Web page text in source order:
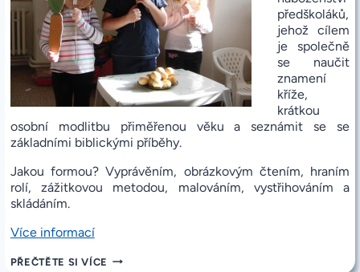
předškoláků,
jehož cílem
je společně
se naučit
znamení
kříže,
krátkou
osobní modlitbu přiměřenou věku a seznámit se se
základními biblickými příběhy.
Jakou formou? Vyprávěním, obrázkovým čtením, hraním
rolí, zážitkovou metodou, malováním, vystřihováním a
skládáním.
Více informací„Náboženství
dětí“
PŘEČTĚTE SI VÍCE NÁBOŽENSTVÍ